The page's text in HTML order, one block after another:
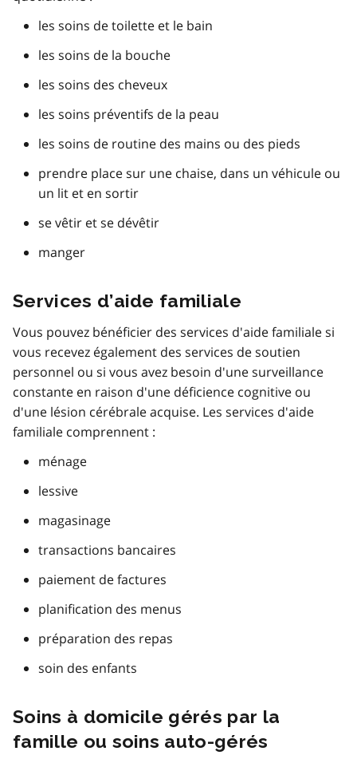
les soins de toilette et le bain
les soins de la bouche
les soins des cheveux
les soins préventifs de la peau
les soins de routine des mains ou des pieds
prendre place sur une chaise, dans un véhicule ou
un lit et en sortir
se vêtir et se dévêtir
manger
Services d’aide familiale
Vous pouvez bénéficier des services d'aide familiale si
vous recevez également des services de soutien
personnel ou si vous avez besoin d'une surveillance
constante en raison d'une déficience cognitive ou
d'une lésion cérébrale acquise. Les services d'aide
familiale comprennent :
ménage
lessive
magasinage
transactions bancaires
paiement de factures
planification des menus
préparation des repas
soin des enfants
Soins à domicile gérés par la
famille ou soins auto-gérés